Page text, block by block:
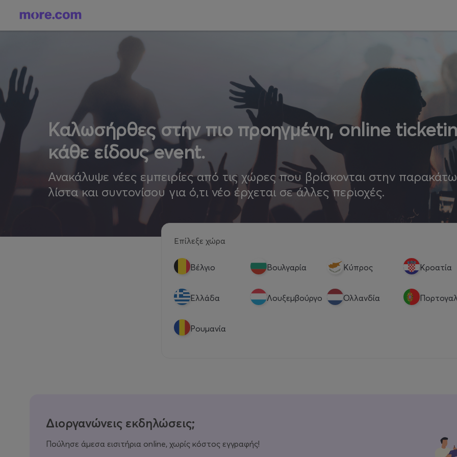
Καλωσήρθες στην πιο προηγμένη, online
κάθε είδους event.
Ανακάλυψε νέες εμπειρίες από τις χώρες που βρίσκονται στην παρακάτω
λίστα και συντονίσου για ό,τι νέο έρχεται σε άλλες περιοχές.
Επίλεξε χώρα
Βέλγιο Βουλγαρία Κύπρος Κροατία
Eλλάδα Λουξεμβούργο Ολλανδία
Ρουμανία
Διοργανώνεις εκδηλώσεις;
Πούλησε άμεσα εισιτήρια online, χωρίς κόστος εγγραφής!